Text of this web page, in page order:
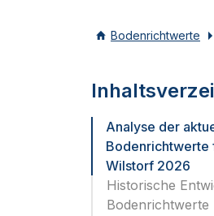
Bodenrichtwerte
Analyse der
Bodenrichtwerte
Wilstorf 2026
Historische
Bodenrichtwerte